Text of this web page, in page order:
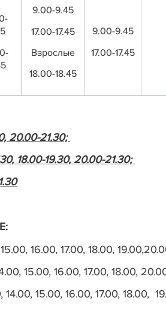
9.00-9.45
17.00-17.45
Взрослые
18.00-18.45
9.00-9.45
17.00-17.45
20.00-21.30;
18.00-19.30, 20.00-21.30;
16.00, 17.00, 18.00,
15.00, 16.00, 17.00, 18.00,
14.00, 15.00, 16.00, 17.00, 18.00,